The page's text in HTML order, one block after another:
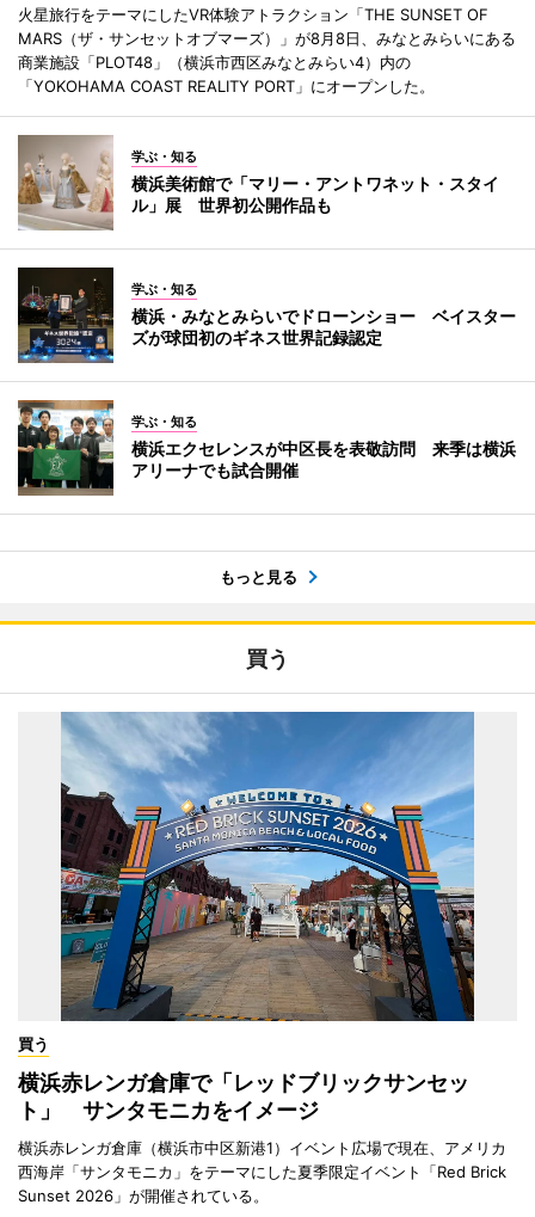
火星旅行をテーマにしたVR体験アトラクション「THE SUNSET OF
MARS（ザ・サンセットオブマーズ）」が8月8日、みなとみらいにある
商業施設「PLOT48」（横浜市西区みなとみらい4）内の
「YOKOHAMA COAST REALITY PORT」にオープンした。
学ぶ・知る
横浜美術館で「マリー・アントワネット・スタイ
ル」展 世界初公開作品も
学ぶ・知る
横浜・みなとみらいでドローンショー ベイスター
ズが球団初のギネス世界記録認定
学ぶ・知る
横浜エクセレンスが中区長を表敬訪問 来季は横浜
アリーナでも試合開催
もっと見る
買う
買う
横浜赤レンガ倉庫で「レッドブリックサンセッ
ト」 サンタモニカをイメージ
横浜赤レンガ倉庫（横浜市中区新港1）イベント広場で現在、アメリカ
西海岸「サンタモニカ」をテーマにした夏季限定イベント「Red Brick
Sunset 2026」が開催されている。